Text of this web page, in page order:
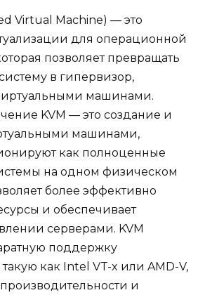
Virtual Machine) — это
для операционной
позволяет превращать
в гипервизор,
машинами.
KVM — это создание и
машинами,
как полноценные
на одном физическом
более эффективно
и обеспечивает
серверами. KVM
поддержку
как Intel VT-x или AMD-V,
и